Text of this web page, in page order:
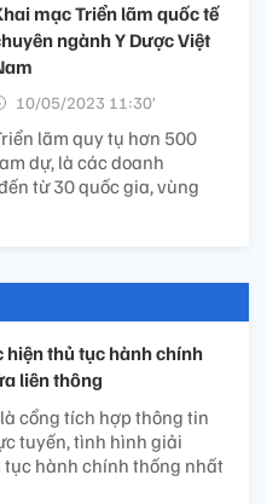
mạc Triển lãm quốc tế
ngành Y Dược Việt
10/05/2023 11:30’
lãm quy tụ hơn 500
dự, là các doanh
từ 30 quốc gia, vùng
hiện thủ tục hành chính
liên thông
cổng tích hợp thông tin
tuyến, tình hình giải
hành chính thống nhất